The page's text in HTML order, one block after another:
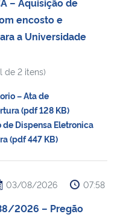
encosto e
a Universidade
de 2 itens)
– Ata de
(pdf 128 KB)
Dispensa Eletronica
(pdf 447 KB)
03/08/2026 07:58
2026 – Pregão